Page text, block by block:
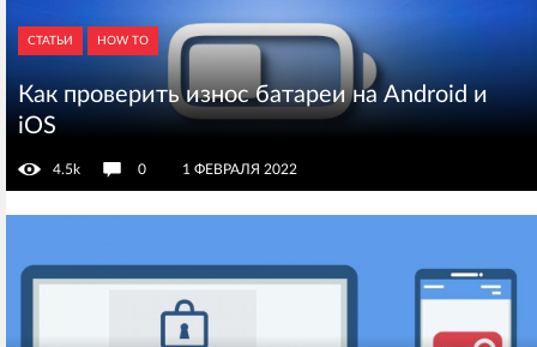
СТАТЬИ HOW TO
Как проверить износ батареи на Android и
iOS
4.5k 0 1 ФЕВРАЛЯ 2022